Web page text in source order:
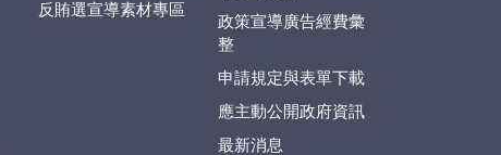
反賄選宣導素材專區
政策宣導廣告經費彙
整
申請規定與表單下載
應主動公開政府資訊
最新消息